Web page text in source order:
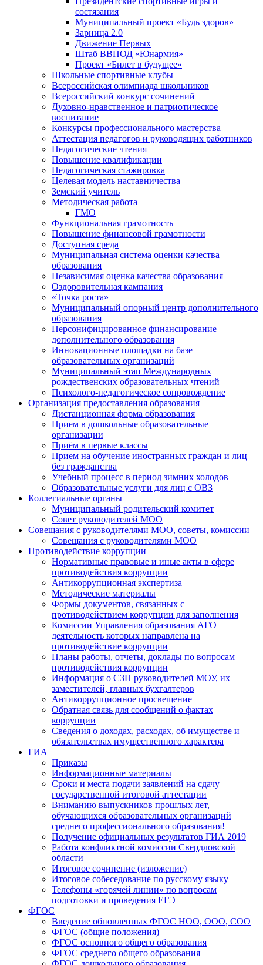
состязания
Муниципальный проект «Будь здоров»
Зарница 2.0
Движение Первых
Штаб ВВПОД «Юнармия»
Проект «Билет в будущее»
Школьные спортивные клубы
Всероссийская олимпиада школьников
Всероссийский конкурс сочинений
Духовно-нравственное и патриотическое
воспитание
Конкурсы профессионального мастерства
Аттестация педагогов и руководящих работников
Педагогические чтения
Повышение квалификации
Педагогическая стажировка
Целевая модель наставничества
Земский учитель
Методическая работа
ГМО
Функциональная грамотность
Повышение финансовой грамотности
Доступная среда
Муниципальная система оценки качества
образования
Независимая оценка качества образования
Оздоровительная кампания
«Точка роста»
Муниципальный опорный центр дополнительного
образования
Персонифицированное финансирование
дополнительного образования
Инновационные площадки на базе
образовательных организаций
Муниципальный этап Международных
рождественских образовательных чтений
Психолого-педагогическое сопровождение
Организация предоставления образования
Дистанционная форма образования
Прием в дошкольные образовательные
организации
Приём в первые классы
Прием на обучение иностранных граждан и лиц
без гражданства
Учебный процесс в период зимних холодов
Образовательные услуги для лиц с ОВЗ
Коллегиальные органы
Муниципальный родительский комитет
Совет руководителей МОО
Совещания с руководителями МОО, советы, комиссии
Совещания с руководителями МОО
Противодействие коррупции
Нормативные правовые и иные акты в сфере
противодействия коррупции
Антикоррупционная экспертиза
Методические материалы
Формы документов, связанных с
противодействием коррупции для заполнения
Комиссии Управления образования АГО
деятельность которых направлена на
противодействие коррупции
Планы работы, отчеты, доклады по вопросам
противодействия коррупции
Информация о СЗП руководителей МОУ, их
заместителей, главных бухгалтеров
Антикоррупционное просвещение
Обратная связь для сообщений о фактах
коррупции
Сведения о доходах, расходах, об имуществе и
обязательствах имущественного характера
ГИА
Приказы
Информационные материалы
Сроки и места подачи заявлений на сдачу
государственной итоговой аттестации
Вниманию выпускников прошлых лет,
обучающихся образовательных организаций
среднего профессионального образования!
Получение официальных результатов ГИА 2019
Работа конфликтной комиссии Свердловской
области
Итоговое сочинение (изложение)
Итоговое собеседование по русскому языку
Телефоны «горячей линии» по вопросам
подготовки и проведения ЕГЭ
ФГОС
Введение обновленных ФГОС НОО, ООО, СОО
ФГОС (общие положения)
ФГОС основного общего образования
ФГОС среднего общего образования